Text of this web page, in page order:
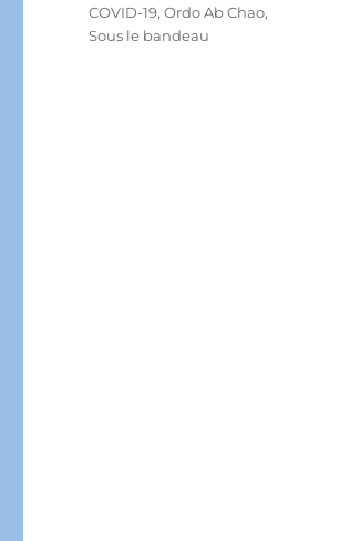
Étiquettes
COVID-19,Ordo Ab Chao,
Sous le bandeau